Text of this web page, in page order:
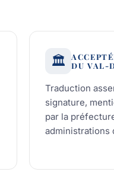
🏛️
DU VAL-
Traduction
signature,
par la
administrations